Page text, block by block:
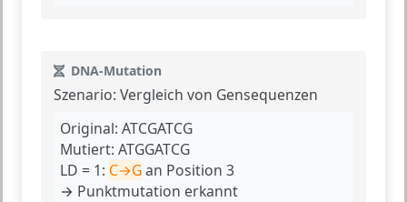
DNA-Mutation
Szenario: Vergleich von Gensequenzen
Original: ATCGATCG
Mutiert: ATGGATCG
LD = 1: C→Gan Position 3
→ Punktmutation erkannt